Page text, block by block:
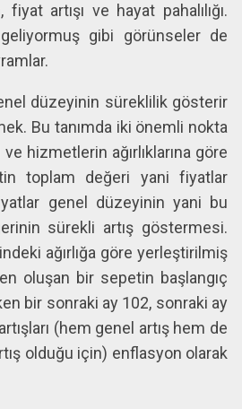
artışı ve hayat pahalılığı.
gibi görünseler de
düzeyinin süreklilik gösterir
Bu tanımda iki önemli nokta
hizmetlerin ağırlıklarına göre
toplam değeri yani fiyatlar
genel düzeyinin yani bu
sürekli artış göstermesi.
ağırlığa göre yerleştirilmiş
oluşan bir sepetin başlangıç
bir sonraki ay 102, sonraki ay
(hem genel artış hem de
olduğu için) enflasyon olarak